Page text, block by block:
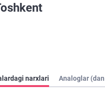
narxlari Analoglar